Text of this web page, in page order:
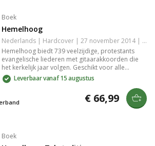
Boek
Hemelhoog
Nederlands | Hardcover | 27 november 2014 | 768 pagina's | 9789023928447
Hemelhoog biedt 739 veelzijdige, protestants
evangelische liederen met gitaarakkoorden die
het kerkelijk jaar volgen. Geschikt voor alle
leeftijden, met nadruk op lofprijs en aanbidding
binnen de evangelische cultuur. Het boek legt de
focus op Jezus Christus en het werk van de Heilige
Geest.
Leverbaar vanaf 15 augustus
€ 66,99
Boek